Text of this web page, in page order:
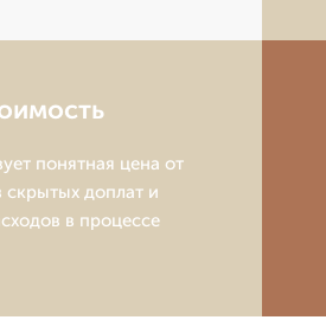
понятная цена от
скрытых доплат и
в процессе